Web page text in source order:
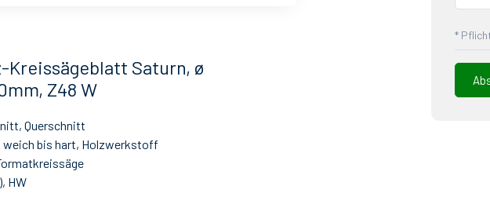
Kreissägeblatt Saturn, ø
Z48 W
Querschnitt
weich bis hart, Holzwerkstoff
HW
*